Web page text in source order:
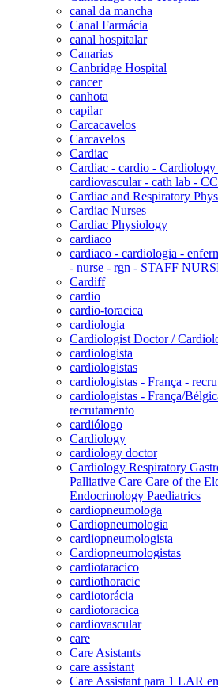
canal da mancha
Canal Farmácia
canal hospitalar
Canarias
Canbridge Hospital
cancer
canhota
capilar
Carcacavelos
Carcavelos
Cardiac
Cardiac - cardio -
cardiovascular - cath lab -
Cardiac and Respiratory
Cardiac Nurses
Cardiac Physiology
cardiaco
cardiaco - cardiologia -
- nurse - rgn - STAFF
Cardiff
cardio
cardio-toracica
cardiologia
Cardiologist Doctor /
cardiologista
cardiologistas
cardiologistas - França -
cardiologistas - França/
recrutamento
cardiólogo
Cardiology
cardiology doctor
Cardiology Respiratory
Palliative Care Care of the
Endocrinology Paediatrics
cardiopneumologa
Cardiopneumologia
cardiopneumologista
Cardiopneumologistas
cardiotaracico
cardiothoracic
cardiotorácia
cardiotoracica
cardiovascular
care
Care Asistants
care assistant
Care Assistant para 1 LAR